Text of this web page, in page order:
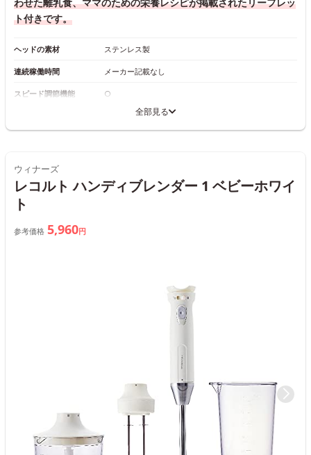
ト付きです。
ヘッドの素材 ステンレス製
連続稼働時間 メーカー記載なし
スピード調節機能 ○
全部見る
ウィナーズ
レコルト ハンディブレンダー 1 ベビーホワイ
ト
参考価格 5,960円